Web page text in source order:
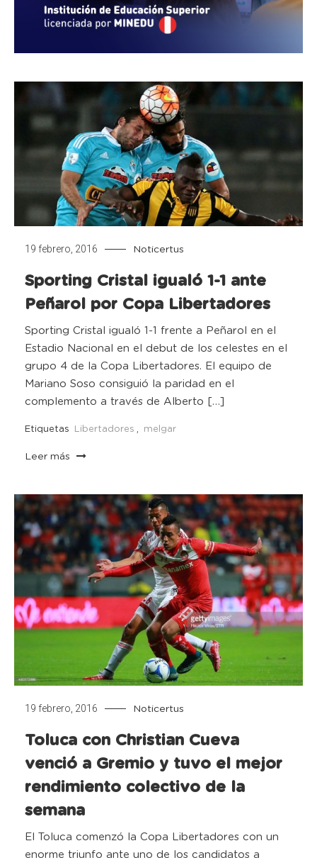
19 febrero, 2016 Noticertus
Sporting Cristal igualó 1-1 ante
Peñarol por Copa Libertadores
Sporting Cristal igualó 1-1 frente a Peñarol en el
Estadio Nacional en el debut de los celestes en el
grupo 4 de la Copa Libertadores. El equipo de
Mariano Soso consiguió la paridad en el
complemento a través de Alberto […]
Etiquetas Libertadores , melgar
Leer más
19 febrero, 2016 Noticertus
Toluca con Christian Cueva
venció a Gremio y tuvo el mejor
rendimiento colectivo de la
semana
El Toluca comenzó la Copa Libertadores con un
enorme triunfo ante uno de los candidatos a